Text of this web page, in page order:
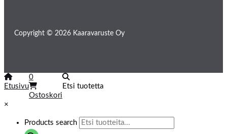
Copyright © 2026 Kaaravaruste Oy
Etusivu
0
Ostoskori
Etsi tuotetta
×
Products search